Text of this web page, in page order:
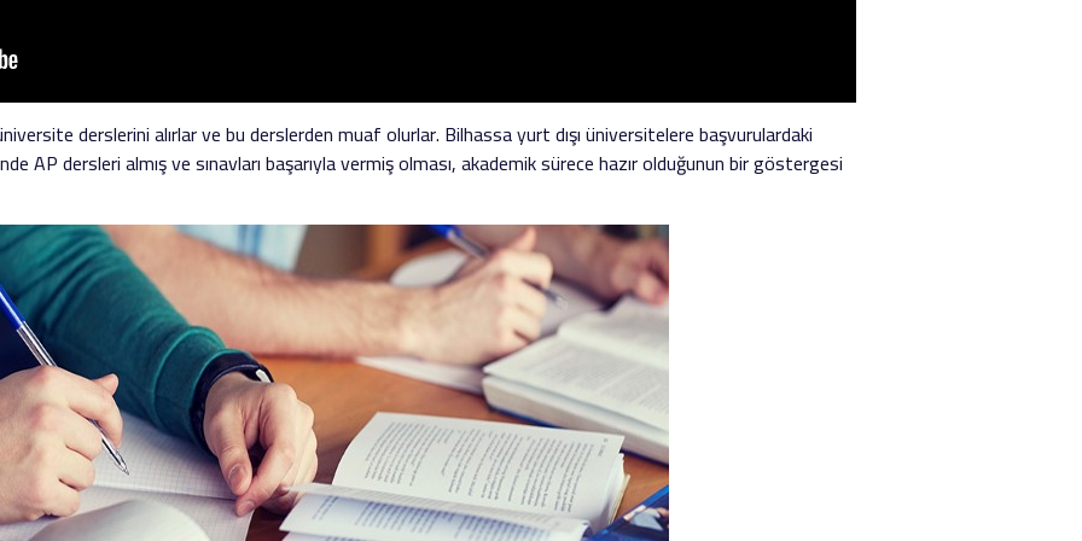
derslerini alırlar ve bu derslerden muaf olurlar. Bilhassa yurt dışı üniversitelere başvurulardaki
AP dersleri almış ve sınavları başarıyla vermiş olması, akademik sürece hazır olduğunun bir göstergesi